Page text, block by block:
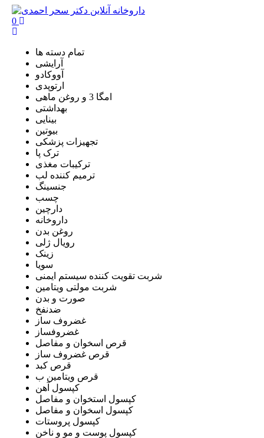
0
تمام دسته ها
آرایشی
آووکادو
ارتوپدی
امگا 3 و روغن ماهی
بهداشتی
بینایی
بیوتین
تجهیزات پزشکی
ترک پا
ترکیبات مغذی
ترمیم کننده لب
جنسینگ
چسب
دارچین
داروخانه
روغن بدن
رویال ژلی
زینک
سویا
شربت تقویت کننده سیستم ایمنی
شربت مولتی ویتامین
صورت و بدن
ضدنفخ
غضروف ساز
غضروفساز
قرص اسخوان و مفاصل
قرص غضروف ساز
قرص کبد
قرص ویتامین ب
کپسول آهن
کپسول استخوان و مفاصل
کپسول اسخوان و مفاصل
کپسول پروستات
کپسول پوست و مو و ناخن